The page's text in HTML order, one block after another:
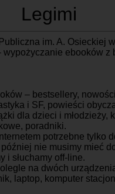
Legimi
im. A. Osieckiej
wypożyczanie ebooków z
– bestsellery,
i SF, powieści
dla dzieci i młodzieży,
poradniki.
potrzebne tylko
później nie musimy mieć
i słuchamy off-line.
na dwóch
laptop, komputer